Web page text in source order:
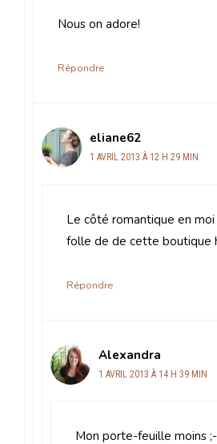
Nous on adore!
Répondre
eliane62
1 AVRIL 2013 À 12 H 29 MIN
Le côté romantique en
folle de de cette boutique
Répondre
Alexandra
1 AVRIL 2013 À 14 H 39 MIN
Mon porte-feuille moins